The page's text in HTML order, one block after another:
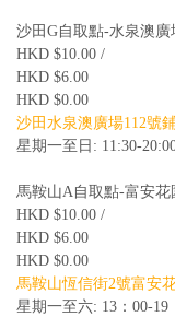
沙田G自取點-水泉澳廣
HKD $10.00 /
HKD $6.00
HKD $0.00
沙田水泉澳廣場112號
星期一至日: 11:30-
馬鞍山A自取點-富安花
HKD $10.00 /
HKD $6.00
HKD $0.00
馬鞍山恆信街2號富安
星期一至六: 13：00-